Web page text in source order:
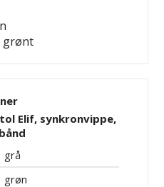
grønt
Elif, synkronvippe,
grå
grøn